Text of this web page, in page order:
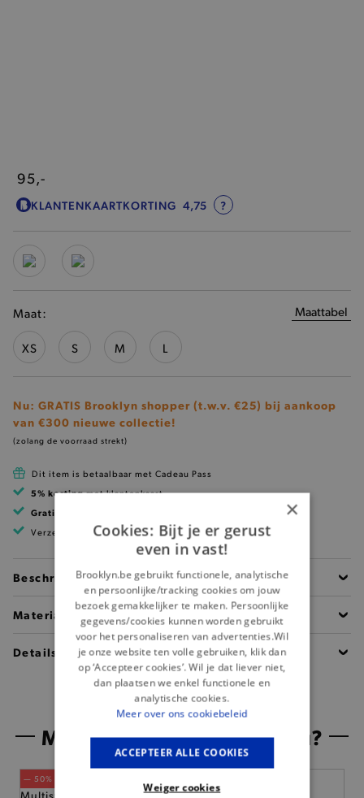
95,-
KLANTENKAARTKORTING 4,75 ?
Maat: Maattabel
XS S M L
Nu: GRATIS Brooklyn shopper (t.w.v. €25) bij aankoop
van €300 nieuwe collectie!
(zolang de voorraad strekt)
Dit item is betaalbaar met Cadeau Pass
5% kortingmet klantenkaart
Gratis verzending
Verzending binnen 1 à 2 werkdagen
Beschrijving
Materiaal
Details
Misschien is dit iets voor jou?
— 50% *
×
Cookies: Bijt je er gerust
even in vast!
Brooklyn.be gebruikt functionele, analytische
en persoonlijke/tracking cookies om jouw
bezoek gemakkelijker te maken. Persoonlijke
gegevens/cookies kunnen worden gebruikt
voor het personaliseren van advertenties.Wil
je onze website ten volle gebruiken, klik dan
op ‘Accepteer cookies’. Wil je dat liever niet,
dan plaatsen we enkel functionele en
analytische cookies.
Meer over ons cookiebeleid
ACCEPTEER ALLE COOKIES
Weiger cookies